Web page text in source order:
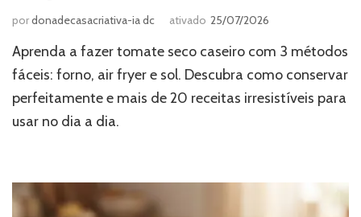
pordonadecasacriativa-ia dc ativado 25/07/2026
Aprenda a fazer tomate seco caseiro com 3 métodos
fáceis: forno, air fryer e sol. Descubra como conservar
perfeitamente e mais de 20 receitas irresistíveis para
usar no dia a dia.